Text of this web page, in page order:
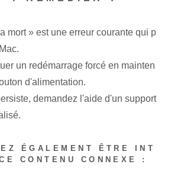
mort » est une erreur courante qui p
un redémarrage forcé en mainten
d'alimentation.
demandez l'aide d'un support
ÉGALEMENT ÊTRE INT
CONTENU CONNEXE :